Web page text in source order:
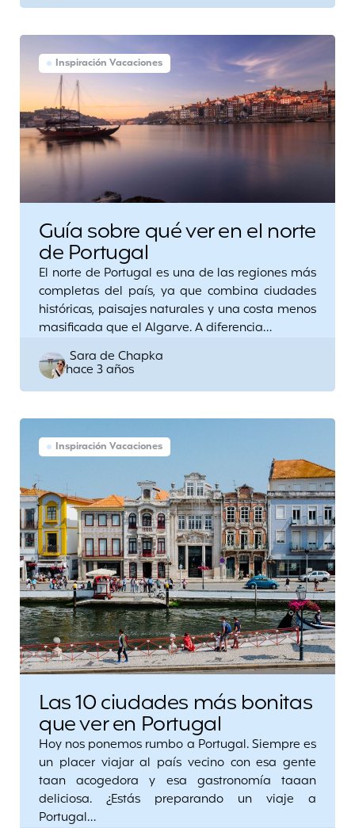
Inspiración Vacaciones
Guía sobre qué ver en el norte
de Portugal
El norte de Portugal es una de las regiones más
completas del país, ya que combina ciudades
históricas, paisajes naturales y una costa menos
masificada que el Algarve. A diferencia…
Posted
by
Sara de Chapka
hace 3 años
Inspiración Vacaciones
Las 10 ciudades más bonitas
que ver en Portugal
Hoy nos ponemos rumbo a Portugal. Siempre es
un placer viajar al país vecino con esa gente
taan acogedora y esa gastronomía taaan
deliciosa. ¿Estás preparando un viaje a
Portugal…